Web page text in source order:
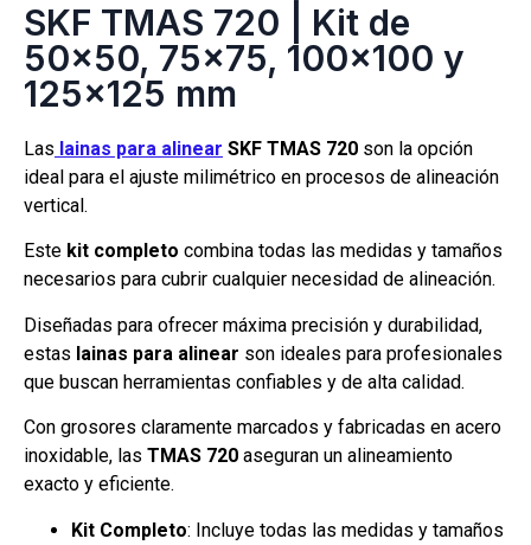
SKF TMAS 720 | Kit de
50×50, 75×75, 100×100 y
125×125 mm
Las lainas para alinear SKF TMAS 720 son la opción
ideal para el ajuste milimétrico en procesos de alineación
vertical.
Este kit completo combina todas las medidas y tamaños
necesarios para cubrir cualquier necesidad de alineación.
Diseñadas para ofrecer máxima precisión y durabilidad,
estas lainas para alinear son ideales para profesionales
que buscan herramientas confiables y de alta calidad.
Con grosores claramente marcados y fabricadas en acero
inoxidable, las TMAS 720 aseguran un alineamiento
exacto y eficiente.
Kit Completo: Incluye todas las medidas y tamaños